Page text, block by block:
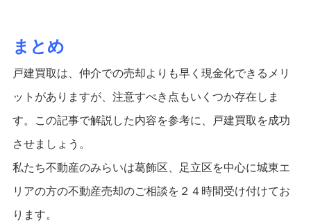
まとめ
戸建買取は、仲介での売却よりも早く現金化できるメリ
ットがありますが、注意すべき点もいくつか存在しま
す。この記事で解説した内容を参考に、戸建買取を成功
させましょう。
私たち不動産のみらいは葛飾区、足立区を中心に城東エ
リアの方の不動産売却のご相談を２４時間受け付けてお
ります。